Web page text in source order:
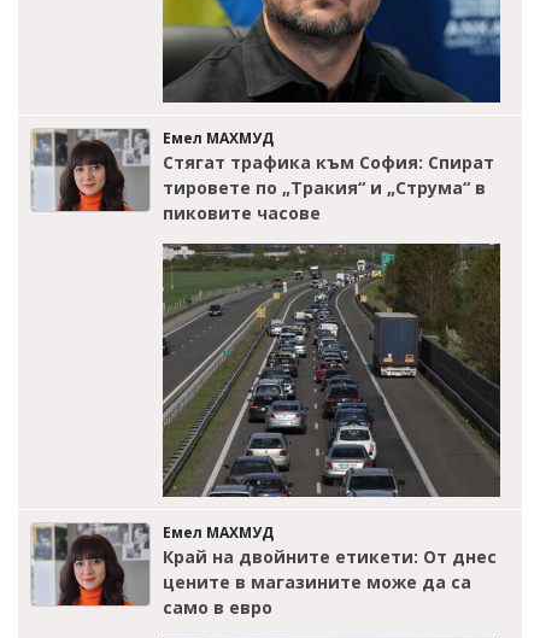
Емел МАХМУД
Стягат трафика към София: Спират
тировете по „Тракия“ и „Струма“ в
пиковите часове
Емел МАХМУД
Край на двойните етикети: От днес
цените в магазините може да са
само в евро